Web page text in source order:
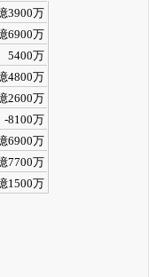
3900万
6900万
5400万
4800万
2600万
-8100万
6900万
7700万
1500万